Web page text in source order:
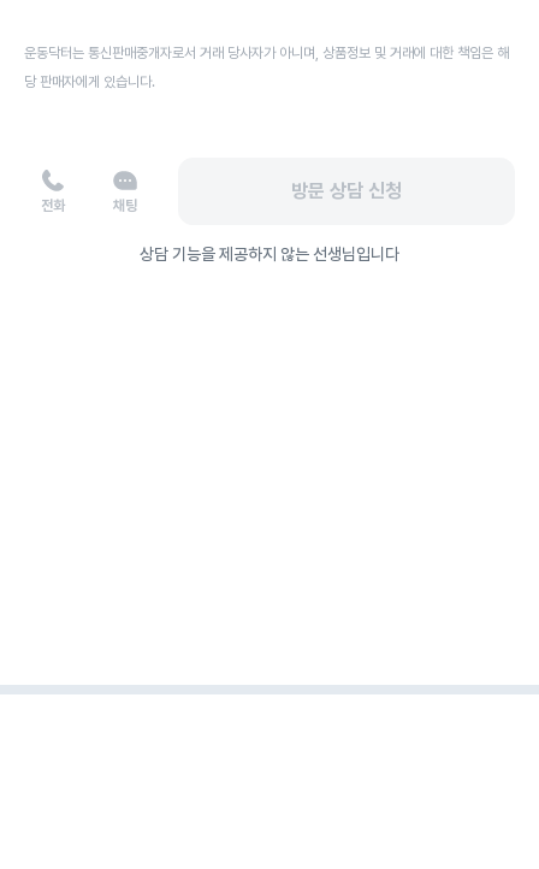
운동닥터는 통신판매중개자로서 거래 당사자가 아니며, 상품정보 및 거래에 대한 책임은 해
당 판매자에게 있습니다.
전화 채팅
방문 상담 신청
상담 기능을 제공하지 않는 선생님입니다